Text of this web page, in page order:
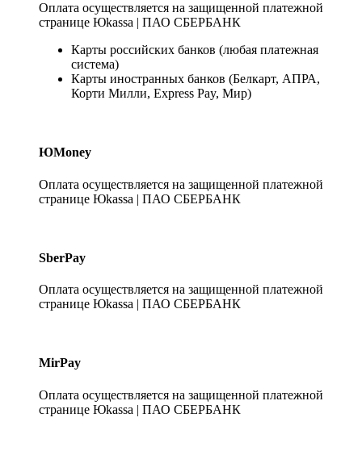
Оплата осуществляется на защищенной платежной
странице Юkassa | ПАО СБЕРБАНК
Карты российских банков (любая платежная
система)
Карты иностранных банков (Белкарт, АПРА,
Корти Милли, Express Pay, Мир)
ЮMoney
Оплата осуществляется на защищенной платежной
странице Юkassa | ПАО СБЕРБАНК
SberPay
Оплата осуществляется на защищенной платежной
странице Юkassa | ПАО СБЕРБАНК
MirPay
Оплата осуществляется на защищенной платежной
странице Юkassa | ПАО СБЕРБАНК